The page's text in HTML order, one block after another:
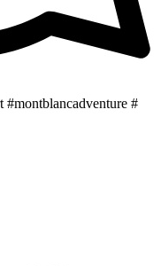
#montblancadventure #